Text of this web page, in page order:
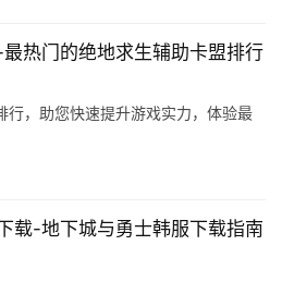
热门的绝地求生辅助卡盟排行
行，助您快速提升游戏实力，体验最
载-地下城与勇士韩服下载指南